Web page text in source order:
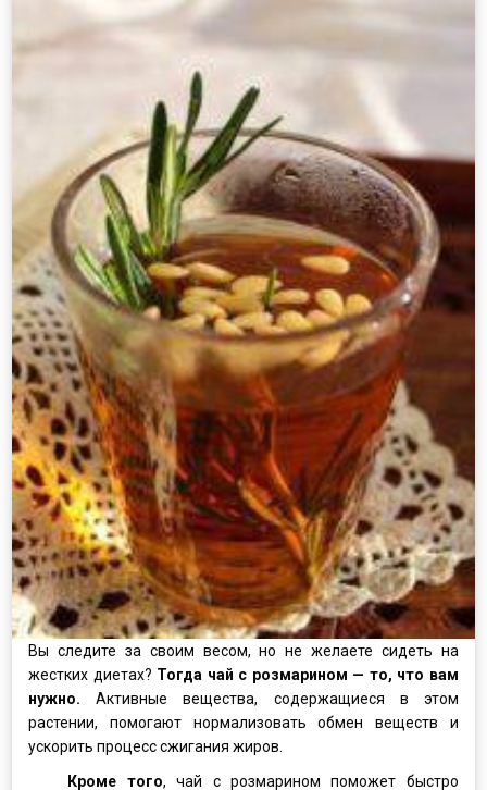
Вы следите за своим весом, но не желаете сидеть на
жестких диетах? Тогда чай с розмарином — то, что вам
нужно. Активные вещества, содержащиеся в этом
растении, помогают нормализовать обмен веществ и
ускорить процесс сжигания жиров.
Кроме того, чай с розмарином поможет быстро